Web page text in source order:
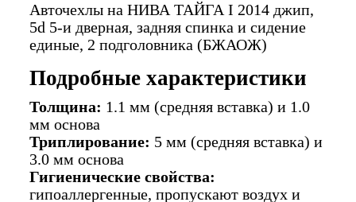
Авточехлы на НИВА ТАЙГА I 2014 джип,
5d 5-и дверная, задняя спинка и сидение
единые, 2 подголовника (БЖАОЖ)
Подробные характеристики
Толщина: 1.1 мм (средняя вставка) и 1.0
мм основа
Триплирование: 5 мм (средняя вставка) и
3.0 мм основа
Гигиенические свойства:
гипоаллергенные, пропускают воздух и